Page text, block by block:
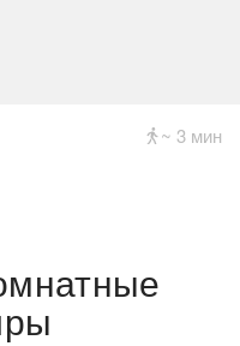
~ 3 мин